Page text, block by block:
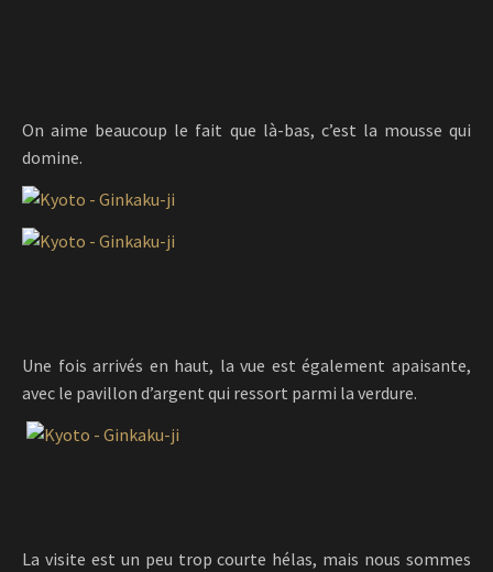
On aime beaucoup le fait que là-bas, c’est la mousse qui
domine.
Une fois arrivés en haut, la vue est également apaisante,
avec le pavillon d’argent qui ressort parmi la verdure.
La visite est un peu trop courte hélas, mais nous sommes